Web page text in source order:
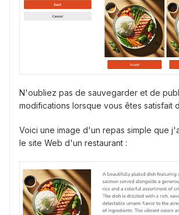
N'oubliez pas de sauvegarder et de
modifications lorsque vous êtes satisfait
Voici une image d'un repas simple que
le site Web d'un restaurant :